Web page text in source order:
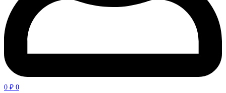
0 ₽ 0